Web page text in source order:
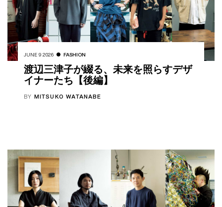
JUNE 9 2026 FASHION
渡辺三津子が綴る、未来を照らすデザ
イナーたち【後編】
BY MITSUKO WATANABE